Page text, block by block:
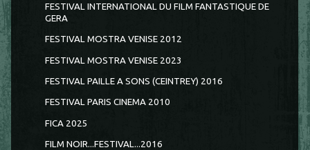
FESTIVAL INTERNATIONAL DU FILM FANTASTIQUE DE
GERA
FESTIVAL MOSTRA VENISE 2012
FESTIVAL MOSTRA VENISE 2023
FESTIVAL PAILLE A SONS (CEINTREY) 2016
FESTIVAL PARIS CINEMA 2010
FICA 2025
FILM NOIR...FESTIVAL...2016